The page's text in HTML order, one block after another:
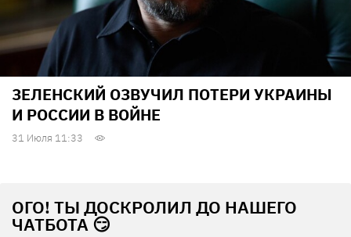
ЗЕЛЕНСКИЙ ОЗВУЧИЛ ПОТЕРИ УКРАИНЫ
И РОССИИ В ВОЙНЕ
31 Июля 11:33
ОГО! ТЫ ДОСКРОЛИЛ ДО НАШЕГО
ЧАТБОТА 😏